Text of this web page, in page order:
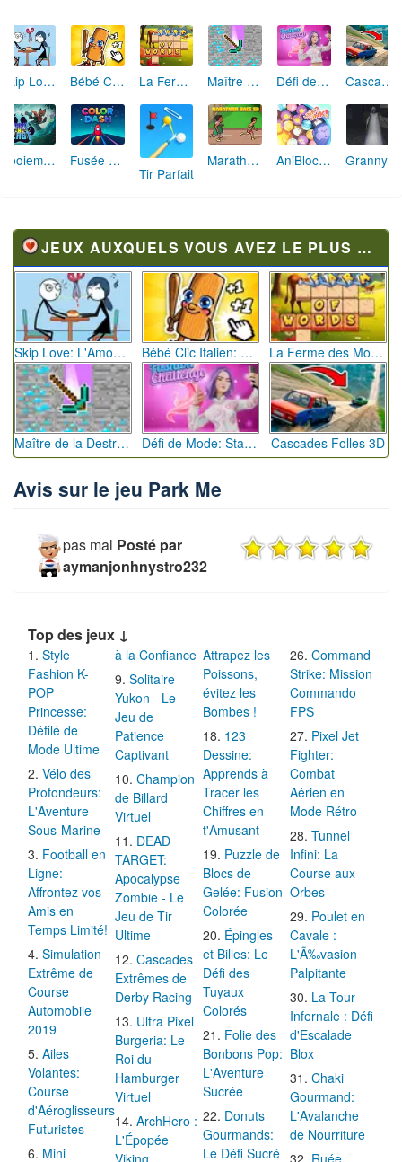
Skip Love: L'Amour en Péril Bébé Clic Italien: La Folie des Petits Bambins La Ferme des Mots - Cultivez votre Vocabulaire Maître de la Destruction: Fusion de Pioches Défi de Mode: Star du Podium Cascades Folles 3D
Aboiement Stellaire : Aventure Canine Fusée Chromatique: La Course des Couleurs
Tir Parfait
Marathon Champion io AniBlocos: Connecte les Animaux Mignons!
JEUX AUXQUELS VOUS AVEZ LE PLUS JOUÉ
Skip Love: L'Amour en Péril Bébé Clic Italien: La Folie des Petits Bambins La Ferme des Mots - Cultivez votre Vocabulaire
Maître de la Destruction: Fusion de Pioches Défi de Mode: Star du Podium Cascades Folles 3D
Avis sur le jeu Park Me
pas mal Posté par
aymanjonhnystro232
Top des jeux ↓
Style
Fashion K-
POP
Princesse:
Défilé de
Mode Ultime
Vélo des
Profondeurs:
L'Aventure
Sous-Marine
Football en
Ligne:
Affrontez vos
Amis en
Temps Limité!
Simulation
Extrême de
Course
Automobile
2019
Ailes
Volantes:
Course
d'Aéroglisseurs
Futuristes
Mini
à la Confiance
Solitaire
Yukon - Le
Jeu de
Patience
Captivant
Champion
de Billard
Virtuel
DEAD
TARGET:
Apocalypse
Zombie - Le
Jeu de Tir
Ultime
Cascades
Extrêmes de
Derby Racing
Ultra Pixel
Burgeria: Le
Roi du
Hamburger
Virtuel
ArchHero :
L'Épopée
Viking
Attrapez les
Poissons,
évitez les
Bombes !
123
Dessine:
Apprends à
Tracer les
Chiffres en
t'Amusant
Puzzle de
Blocs de
Gelée: Fusion
Colorée
Épingles
et Billes: Le
Défi des
Tuyaux
Colorés
Folie des
Bonbons Pop:
L'Aventure
Sucrée
Donuts
Gourmands:
Le Défi Sucré
Command
Strike: Mission
Commando
FPS
Pixel Jet
Fighter:
Combat
Aérien en
Mode Rétro
Tunnel
Infini: La
Course aux
Orbes
Poulet en
Cavale :
L'Ã‰vasion
Palpitante
La Tour
Infernale : Défi
d'Escalade
Blox
Chaki
Gourmand:
L'Avalanche
de Nourriture
Ruée